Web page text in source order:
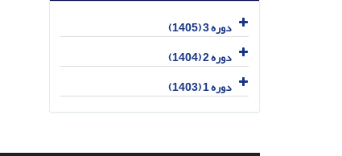
دوره 3 (1405)
دوره 2 (1404)
دوره 1 (1403)